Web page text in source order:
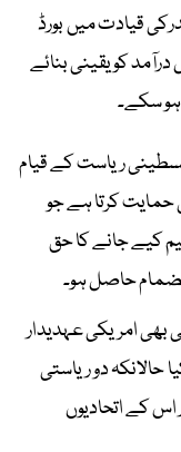
قیادت میں بورڈ
درآمد کو یقینی بنائے
ہو سکے۔
ریاست کے قیام
حمایت کرتا ہے جو
کیے جانے کا حق
حاصل ہو۔
بھی امریکی عہدیدار
حالانکہ دو ریاستی
کے اتحادیوں